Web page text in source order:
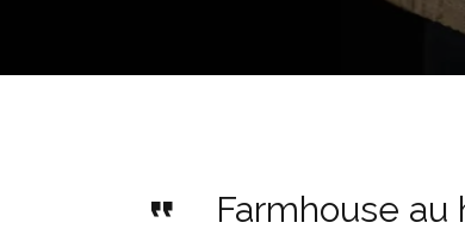
Farmhouse au